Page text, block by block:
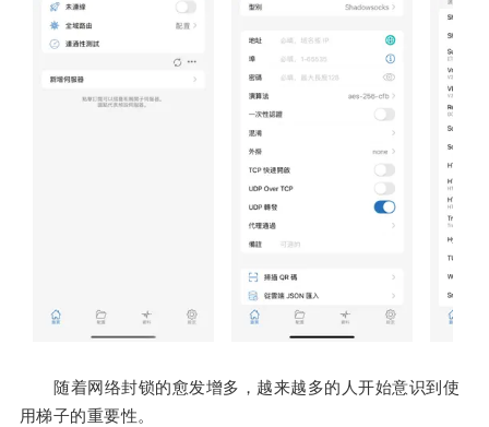
随着网络封锁的愈发增多，越来越多的人开始意识到使
用梯子的重要性。